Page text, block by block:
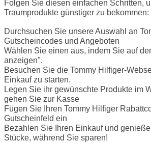
Folgen Sie diesen einfachen Schritten,
Traumprodukte günstiger zu bekommen:
Durchsuchen Sie unsere Auswahl an
Gutscheincodes und Angeboten
Wählen Sie einen aus, indem Sie auf
anzeigen".
Besuchen Sie die Tommy Hilfiger-
Einkauf zu starten.
Legen Sie ihr gewünschte Produkte im
gehen Sie zur Kasse
Fügen Sie Ihren Tommy Hilfiger
Gutscheinfeld ein
Bezahlen Sie Ihren Einkauf und
Stücke, während Sie sparen!